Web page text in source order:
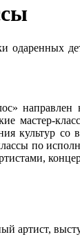
одаренных
направлен
мастер-
культур
по
артист,